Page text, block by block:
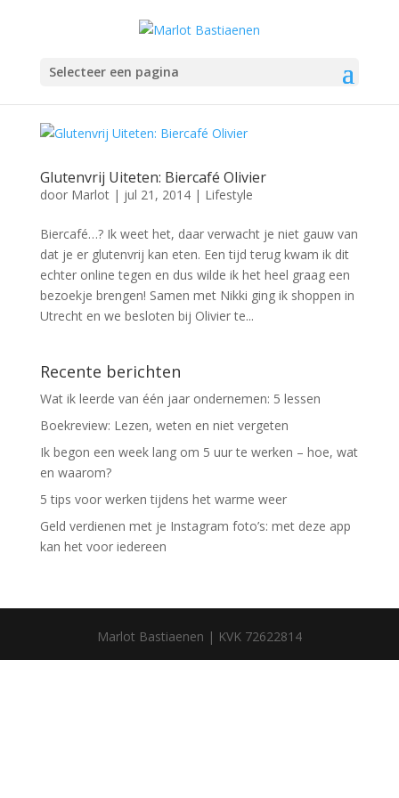
Selecteer een pagina
Glutenvrij Uiteten: Biercafé Olivier
door Marlot| jul 21, 2014| Lifestyle
Biercafé…? Ik weet het, daar verwacht je niet gauw van
dat je er glutenvrij kan eten. Een tijd terug kwam ik dit
echter online tegen en dus wilde ik het heel graag een
bezoekje brengen! Samen met Nikki ging ik shoppen in
Utrecht en we besloten bij Olivier te...
Recente berichten
Wat ik leerde van één jaar ondernemen: 5 lessen
Boekreview: Lezen, weten en niet vergeten
Ik begon een week lang om 5 uur te werken – hoe, wat
en waarom?
5 tips voor werken tijdens het warme weer
Geld verdienen met je Instagram foto’s: met deze app
kan het voor iedereen
Marlot Bastiaenen | KVK 72622814